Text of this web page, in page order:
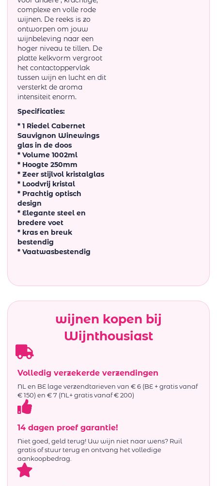
complexe en volle rode
wijnen. De reeks is zo
ontworpen om jouw
wijnbeleving naar een
hoger niveau te tillen. De
platte kelkvorm vergroot
het contactoppervlak
tussen wijn en lucht en dit
versterkt de aroma
intensiteit enorm.
Specificaties:
* 1 Riedel Cabernet
Sauvignon Winewings
glas in de doos
* Volume 1002ml
* Hoogte 250mm
* Zeer stijlvol kristalglas
* Loodvrij kristal
* Prachtig optisch
design
* Elegante steel en
bredere voet
* kras en breuk
bestendig
* Vaatwasbestendig
wijnen kopen bij
Wijnthousiast
Volledig verzekerde verzendingen
NL en BE lage verzendtarieven van € 6 (BE + gratis vanaf
€ 150) en € 7 (NL+ gratis vanaf € 200)
14 dagen proef garantie!
Niet goed, geld terug! Uw wijn niet naar wens? Ruil
gratis of stuur terug en ontvang het volledige
aankoopbedrag.